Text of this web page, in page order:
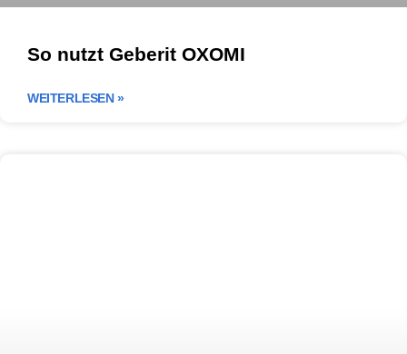
So nutzt Geberit OXOMI
WEITERLESEN »